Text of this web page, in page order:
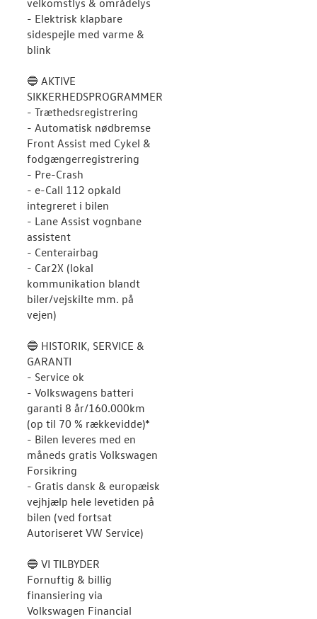
velkomstlys & områdelys
- Elektrisk klapbare
sidespejle med varme &
blink
🔵 AKTIVE
SIKKERHEDSPROGRAMMER
- Træthedsregistrering
- Automatisk nødbremse
Front Assist med Cykel &
fodgængerregistrering
- Pre-Crash
- e-Call 112 opkald
integreret i bilen
- Lane Assist vognbane
assistent
- Centerairbag
- Car2X (lokal
kommunikation blandt
biler/vejskilte mm. på
vejen)
🔵 HISTORIK, SERVICE &
GARANTI
- Service ok
- Volkswagens batteri
garanti 8 år/160.000km
(op til 70 % rækkevidde)*
- Bilen leveres med en
måneds gratis Volkswagen
Forsikring
- Gratis dansk & europæisk
vejhjælp hele levetiden på
bilen (ved fortsat
Autoriseret VW Service)
🔵 VI TILBYDER
Fornuftig & billig
finansiering via
Volkswagen Financial